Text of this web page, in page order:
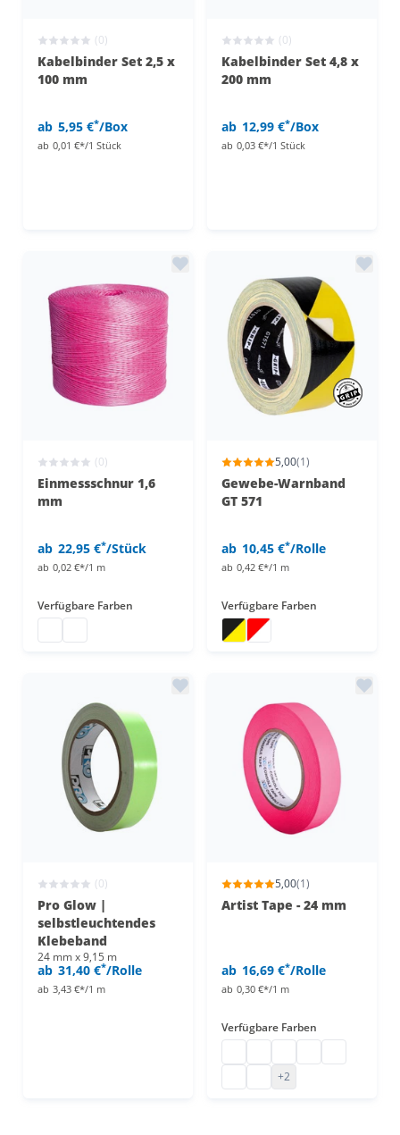
(0)
Kabelbinder Set 2,5 x
100 mm
ab 5,95 €*/Box
ab 0,01 €*/1 Stück
(0)
Kabelbinder Set 4,8 x
200 mm
ab 12,99 €*/Box
ab 0,03 €*/1 Stück
(0)
Einmessschnur 1,6
mm
ab 22,95 €*/Stück
ab 0,02 €*/1 m
Verfügbare Farben
5,00(1)
Gewebe-Warnband
GT 571
ab 10,45 €*/Rolle
ab 0,42 €*/1 m
Verfügbare Farben
Klebeband gelb schwarz
Warnband
(0)
Pro Glow |
selbstleuchtendes
Klebeband
24 mm x 9,15 m
ab 31,40 €*/Rolle
ab 3,43 €*/1 m
5,00(1)
Artist Tape - 24 mm
ab 16,69 €*/Rolle
ab 0,30 €*/1 m
Verfügbare Farben
Artist Tape
Artist Tape
+2